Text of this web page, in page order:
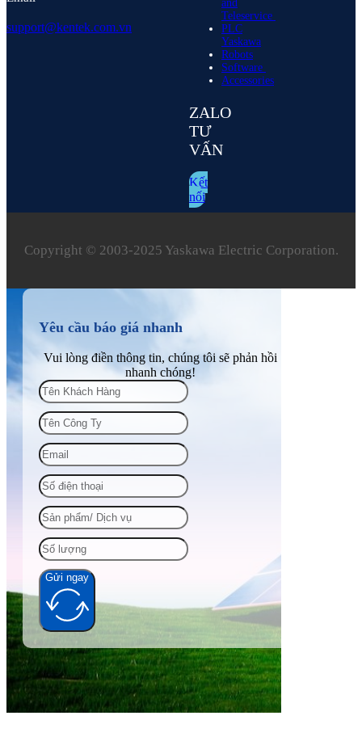
support@kentek.com.vn
and
Teleservice
PLC
Yaskawa
Robots
Software
Accessories
ZALO
TƯ
VẤN
Kết
nối
Copyright © 2003‑2025 Yaskawa Electric Corporation.
Yêu cầu báo giá nhanh
Vui lòng điền thông tin, chúng tôi sẽ phản hồi
nhanh chóng!
Gửi ngay